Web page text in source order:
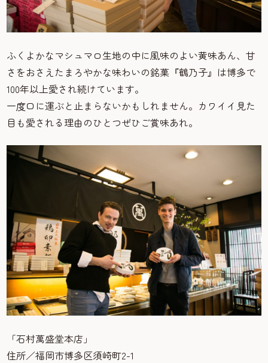
ふくよかなマシュマロ生地の中に風味のよい黄味あん、甘
さをおさえたまろやかな味わいの銘菓『鶴乃子』は博多で
100年以上愛され続けています。
一度口に運ぶと止まらないかもしれません。カワイイ見た
目も愛される理由のひとつぜひご賞味あれ。
「石村萬盛堂本店」
住所／福岡市博多区須崎町2-1